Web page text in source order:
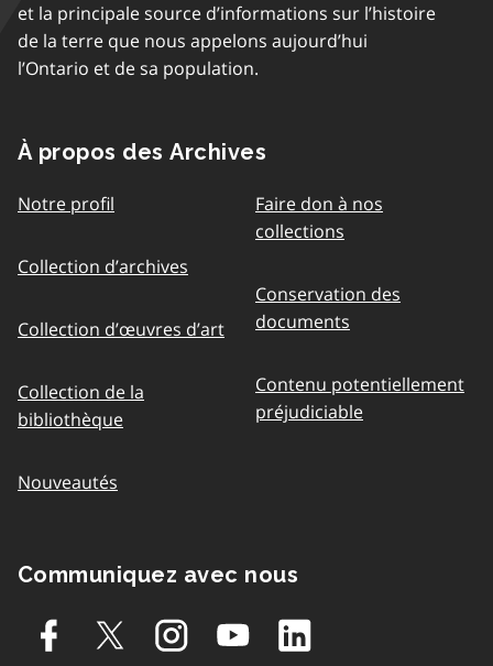
et la principale source d’informations sur l’histoire
de la terre que nous appelons aujourd’hui
l’Ontario et de sa population.
À propos des Archives
Notre profil
Collection d’archives
Collection d’œuvres d’art
Collection de la
bibliothèque
Nouveautés
Faire don à nos
collections
Conservation des
documents
Contenu potentiellement
préjudiciable
Communiquez avec nous